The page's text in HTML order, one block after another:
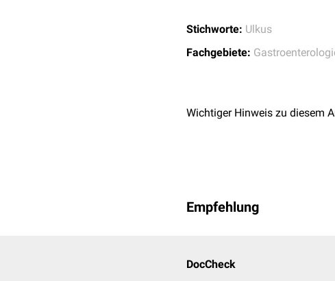
Stichworte: Ulkus
Fachgebiete:
Wichtiger Hinweis zu diesem
Empfehlung
DocCheck